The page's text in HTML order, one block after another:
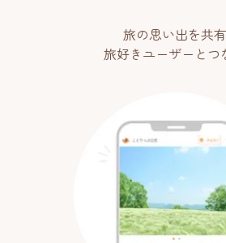
旅の思い出を共有
旅好きユーザーとつ